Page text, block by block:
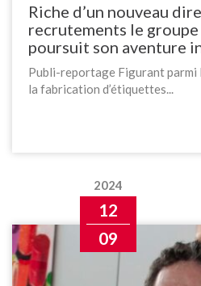
Riche d’un nouveau
recrutements le
poursuit son aventure
Publi-reportage Figurant parmi
la fabrication d’étiquettes...
2024
12
09